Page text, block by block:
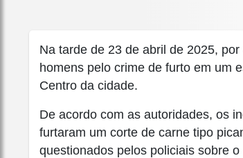
Na tarde de 23 de abril de 2025,
homens pelo crime de furto em um
Centro da cidade.
De acordo com as autoridades, os
furtaram um corte de carne tipo
questionados pelos policiais sobre